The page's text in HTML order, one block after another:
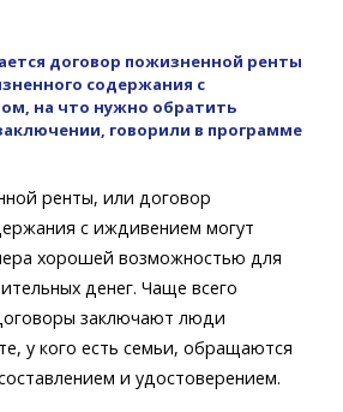
договор пожизненной ренты
содержания с
на что нужно обратить
говорили в программе
ренты, или договор
с иждивением могут
хорошей возможностью для
денег. Чаще всего
заключают люди
у кого есть семьи, обращаются
и удостоверением.